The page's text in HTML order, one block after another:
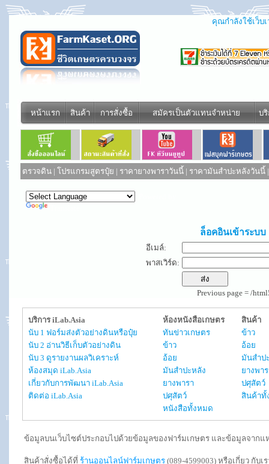
คุณกำลังใช้เว็บ
หน้าแรก สินค้า การสั่งซื้อ สมัครเป็นตัวแทนจำหน่าย บ
ตรวจดิน | โปรแกรมสูตรปุ๋ย | ราคายางพาราวันนี้ | ราคามันสำปะหลังวันนี้
ล็อคอินเข้าระบบ
อีเมล์:
พาสเวิร์ด:
Previous page = /
บริการ iLab.Asia
นับ 1 ฟอร์มส่งตัวอย่างดินหรือปุ๋ย
นับ 2 อ่านวิธีเก็บตัวอย่างดิน
นับ 3 ดูรายงานผลวิเคราะห์
ห้องสมุด iLab.Asia
เกี่ยวกับการพัฒนา iLab.Asia
ติดต่อ iLab.Asia
ห้องหนังสือเกษตร
ทันข่าวเกษตร
ข้าว
อ้อย
มันสำปะหลัง
ยางพารา
ปศุสัตว์
หนังสือทั้งหมด
สินค้า
ข้าว
อ้อย
มันสำป
ยางพา
ปศุสัตว์
สินค้าทั้
ข้อมูลบนเว็บไซต์ประกอบไปด้วยข้อมูลของฟาร์มเกษตร และข้อมูลจาก
สินค้าสั่งซื้อได้ที่ ร้านออนไลน์ฟาร์มเกษตร (089-4599003) หรือเกี่ยว กับเ